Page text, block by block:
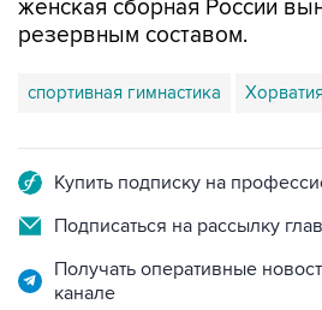
спортивная гимнастика Хорватия
Подписаться на рассылку
Получать оперативные
канале